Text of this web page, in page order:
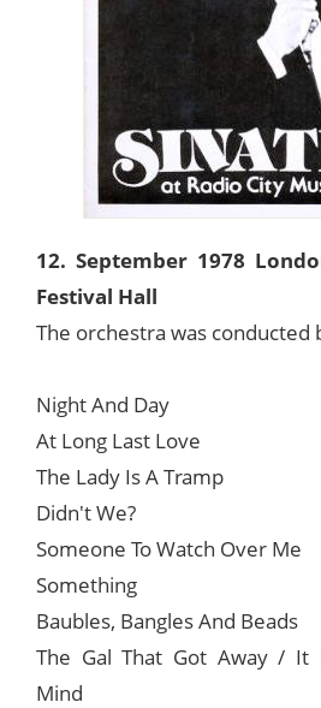
12. September 1978
Festival Hall
The orchestra was conducted
Night And Day
At Long Last Love
The Lady Is A Tramp
Didn't We?
Someone To Watch Over Me
Something
Baubles, Bangles And Beads
The Gal That Got Away / It
Mind